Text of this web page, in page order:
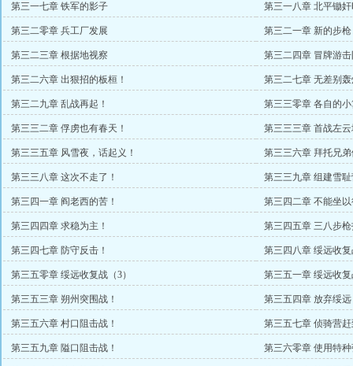
第三一七章 铁军的影子 第三一八章 北平锄奸
第三二零章 兵工厂发展 第三二一章 新的步枪
第三二三章 根据地视察 第三二四章 冒牌游击
第三二六章 出狠招的板桓！ 第三二七章 无差别
第三二九章 乱战再起！ 第三三零章 各自的
第三三二章 俘虏也有春天！ 第三三三章 首战左
第三三五章 风雪夜，话起义！ 第三三六章 拜托兄
第三三八章 这次不走了！ 第三三九章 组建雪
第三四一章 阎老西的苦！ 第三四二章 不能坐
第三四四章 求稳为主！ 第三四五章 三八步
第三四七章 防守反击！ 第三四八章 绥远收
第三五零章 绥远收复战（3） 第三五一章 绥远收
第三五三章 朔州突围战！ 第三五四章 放弃绥远
第三五六章 村口阻击战！ 第三五七章 侦骑营
第三五九章 隘口阻击战！ 第三六零章 使用特